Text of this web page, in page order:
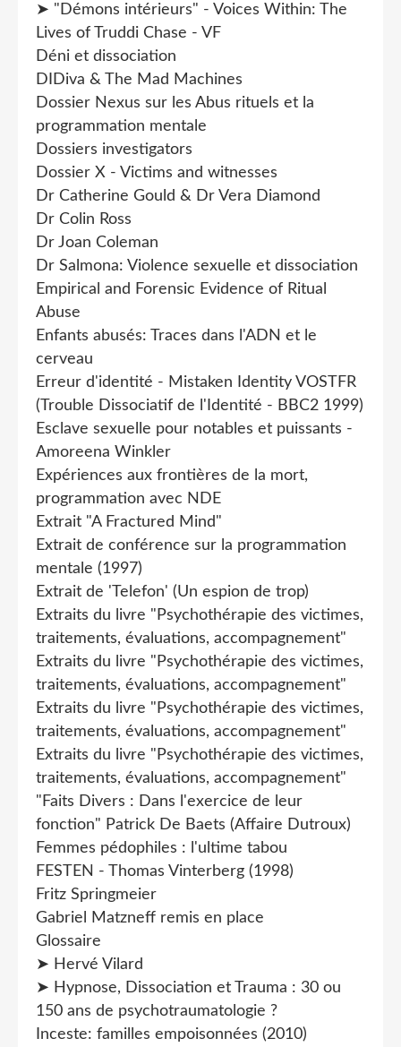
➤ "Démons intérieurs" - Voices Within: The
Lives of Truddi Chase - VF
Déni et dissociation
DIDiva & The Mad Machines
Dossier Nexus sur les Abus rituels et la
programmation mentale
Dossiers investigators
Dossier X - Victims and witnesses
Dr Catherine Gould & Dr Vera Diamond
Dr Colin Ross
Dr Joan Coleman
Dr Salmona: Violence sexuelle et dissociation
Empirical and Forensic Evidence of Ritual
Abuse
Enfants abusés: Traces dans l'ADN et le
cerveau
Erreur d'identité - Mistaken Identity VOSTFR
(Trouble Dissociatif de l'Identité - BBC2 1999)
Esclave sexuelle pour notables et puissants -
Amoreena Winkler
Expériences aux frontières de la mort,
programmation avec NDE
Extrait "A Fractured Mind"
Extrait de conférence sur la programmation
mentale (1997)
Extrait de 'Telefon' (Un espion de trop)
Extraits du livre "Psychothérapie des victimes,
traitements, évaluations, accompagnement"
Extraits du livre "Psychothérapie des victimes,
traitements, évaluations, accompagnement"
Extraits du livre "Psychothérapie des victimes,
traitements, évaluations, accompagnement"
Extraits du livre "Psychothérapie des victimes,
traitements, évaluations, accompagnement"
"Faits Divers : Dans l'exercice de leur
fonction" Patrick De Baets (Affaire Dutroux)
Femmes pédophiles : l'ultime tabou
FESTEN - Thomas Vinterberg (1998)
Fritz Springmeier
Gabriel Matzneff remis en place
Glossaire
➤ Hervé Vilard
➤ Hypnose, Dissociation et Trauma : 30 ou
150 ans de psychotraumatologie ?
Inceste: familles empoisonnées (2010)